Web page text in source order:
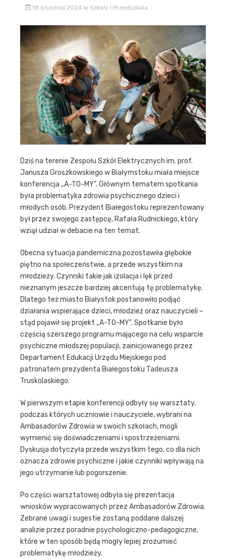
18 stycznia 2024 w Szkoły I Przedszkola
Dziś na terenie Zespołu Szkół Elektrycznych im. prof.
Janusza Groszkowskiego w Białymstoku miała miejsce
konferencja „A-TO-MY”. Głównym tematem spotkania
była problematyka zdrowia psychicznego dzieci i
młodych osób. Prezydent Białegostoku reprezentowany
był przez swojego zastępcę, Rafała Rudnickiego, który
wziął udział w debacie na ten temat.
Obecna sytuacja pandemiczna pozostawiła głębokie
piętno na społeczeństwie, a przede wszystkim na
młodzieży. Czynniki takie jak izolacja i lęk przed
nieznanym jeszcze bardziej akcentują tę problematykę.
Dlatego też miasto Białystok postanowiło podjąć
działania wspierające dzieci, młodzież oraz nauczycieli –
stąd pojawił się projekt „A-TO-MY”. Spotkanie było
częścią szerszego programu mającego na celu wsparcie
psychiczne młodszej populacji, zainicjowanego przez
Departament Edukacji Urzędu Miejskiego pod
patronatem prezydenta Białegostoku Tadeusza
Truskolaskiego.
W pierwszym etapie konferencji odbyły się warsztaty,
podczas których uczniowie i nauczyciele, wybrani na
Ambasadorów Zdrowia w swoich szkołach, mogli
wymienić się doświadczeniami i spostrzeżeniami.
Dyskusja dotyczyła przede wszystkim tego, co dla nich
oznacza zdrowie psychiczne i jakie czynniki wpływają na
jego utrzymanie lub pogorszenie.
Po części warsztatowej odbyła się prezentacja
wniosków wypracowanych przez Ambasadorów Zdrowia.
Zebrane uwagi i sugestie zostaną poddane dalszej
analizie przez poradnie psychologiczno-pedagogiczne,
które w ten sposób będą mogły lepiej zrozumieć
problematykę młodzieży.